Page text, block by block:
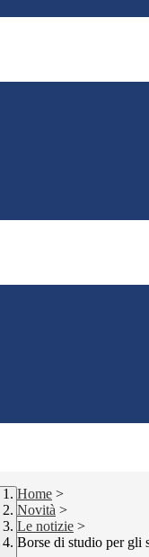
Home >
Novità >
Le notizie >
Borse di studio per gli